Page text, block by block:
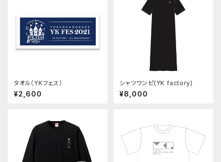
タオル（YKフェス）
¥2,600
シャツワンピ(YK factory)
¥8,000